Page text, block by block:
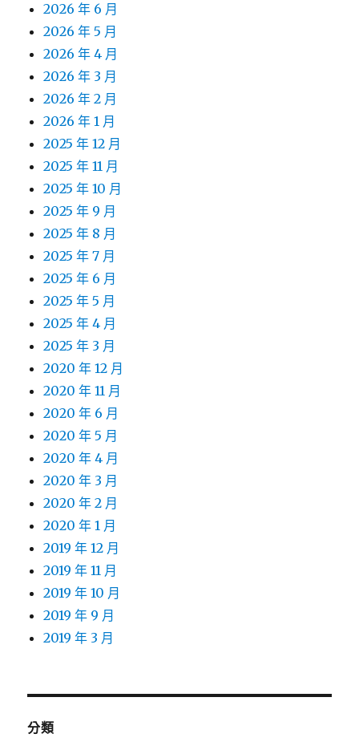
2026 年 6 月
2026 年 5 月
2026 年 4 月
2026 年 3 月
2026 年 2 月
2026 年 1 月
2025 年 12 月
2025 年 11 月
2025 年 10 月
2025 年 9 月
2025 年 8 月
2025 年 7 月
2025 年 6 月
2025 年 5 月
2025 年 4 月
2025 年 3 月
2020 年 12 月
2020 年 11 月
2020 年 6 月
2020 年 5 月
2020 年 4 月
2020 年 3 月
2020 年 2 月
2020 年 1 月
2019 年 12 月
2019 年 11 月
2019 年 10 月
2019 年 9 月
2019 年 3 月
分類